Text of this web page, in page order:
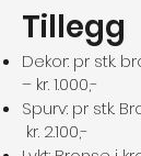
Tillegg
Dekor: pr stk.
– kr. 1.000,-
Spurv: pr stk.
kr. 2.100,-